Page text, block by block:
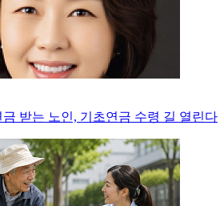
받는 노인, 기초연금 수령 길 열린다